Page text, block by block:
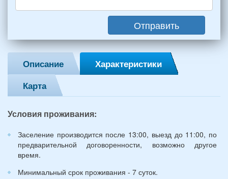
и
2
детей
(возраст
и
лет):
Отправить
Описание
Характеристики
Карта
Условия проживания:
Заселение производится после 13:00, выезд до 11:00, по
предварительной договоренности, возможно другое
время.
Минимальный срок проживания - 7 суток.